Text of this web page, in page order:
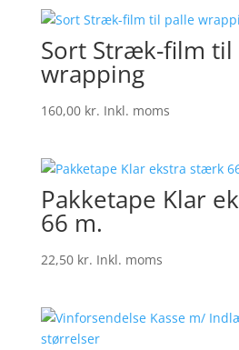
Sort Stræk-film til
wrapping
160,00 kr. Inkl. moms
Pakketape Klar
66 m.
22,50 kr. Inkl. moms